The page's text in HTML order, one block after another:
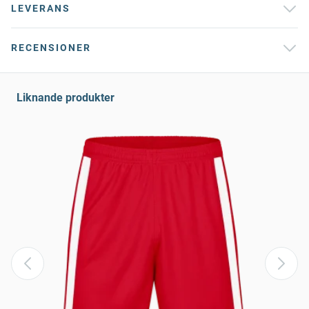
LEVERANS
RECENSIONER
Liknande produkter